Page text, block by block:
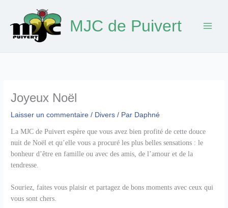
contenu
MJC de Puivert
Joyeux Noël
Laisser un commentaire / Divers / Par Daphné
La MJC de Puivert espère que vous avez bien profité de cette douce
nuit de Noël et qu’elle vous a procuré les plus belles sensations : le
bonheur d’être en famille ou avec des amis, de l’amour et de la
tendresse.
Souriez, faites vous plaisir et partagez de bons moments avec ceux qui
vous sont chers.